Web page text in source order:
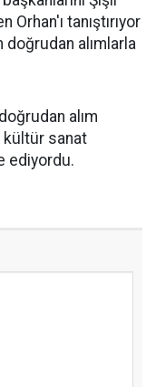
tanıştırıyor
alımlarla
alım
kültür sanat
ediyordu.